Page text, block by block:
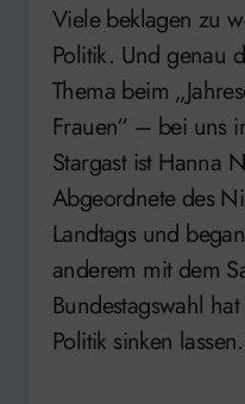
Viele beklagen zu wenig Frauen in der
Politik. Und genau
Thema beim
Frauen“ – bei uns
Stargast ist Hanna
Abgeordnete des
Landtags und
anderem mit dem
Bundestagswahl
Politik sinken